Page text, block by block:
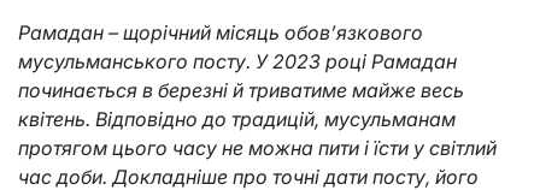
Рамадан – щорічний місяць обов’язкового
мусульманського посту. У 2023 році Рамадан
починається в березні й триватиме майже весь
квітень. Відповідно до традицій, мусульманам
протягом цього часу не можна пити і їсти у світлий
час доби. Докладніше про точні дати посту, його